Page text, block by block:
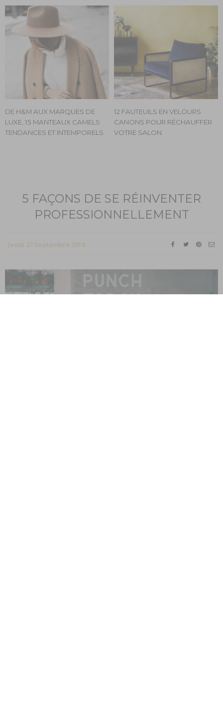
DE H&M AUX MARQUES DE
LUXE, 15 MANTEAUX CAMELS
TENDANCES ET INTEMPORELS
12 FAUTEUILS EN VELOURS
CANONS POUR RÉCHAUFFER
VOTRE SALON
5 FAÇONS DE SE RÉINVENTER
PROFESSIONNELLEMENT
Jeudi 27 Septembre 2018